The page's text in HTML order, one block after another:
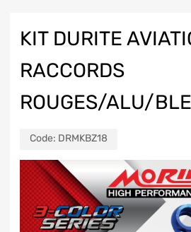
KIT DURITE
RACCORDS
ROUGES/ALU/
Code: DRMKBZ18